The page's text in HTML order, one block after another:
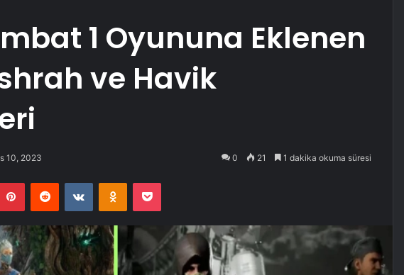
1 Oyununa Eklenen
ve Havik
10, 2023 0 21 1 dakika okuma süresi
PinterestReddit VKontakteOdnoklassniki
Pocket